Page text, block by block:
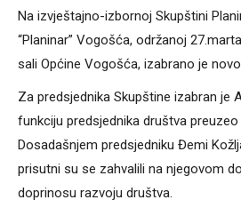
Na izvještajno-izbornoj Skupštini
“Planinar” Vogošća, održanoj
sali Općine Vogošća, izabrano je
Za predsjednika Skupštine izabran je
funkciju predsjednika društva preuzeo
Dosadašnjem predsjedniku Đemi
prisutni su se zahvalili na njegovom
doprinosu razvoju društva.